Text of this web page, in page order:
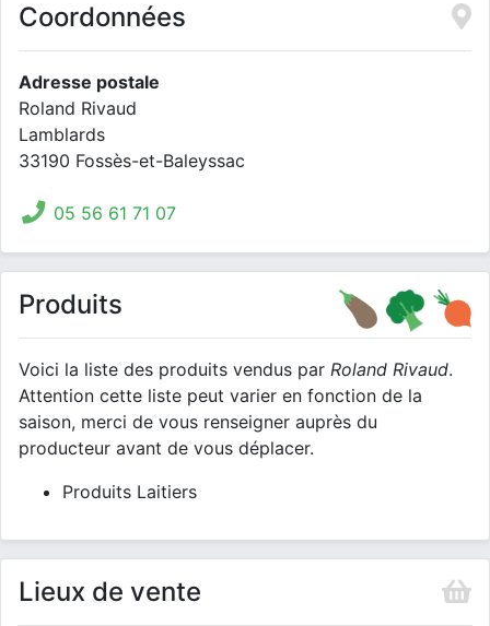
Coordonnées
Adresse postale
Roland Rivaud
Lamblards
33190 Fossès-et-Baleyssac
05 56 61 71 07
Produits
Voici la liste des produits vendus par Roland Rivaud.
Attention cette liste peut varier en fonction de la
saison, merci de vous renseigner auprès du
producteur avant de vous déplacer.
Produits Laitiers
Lieux de vente